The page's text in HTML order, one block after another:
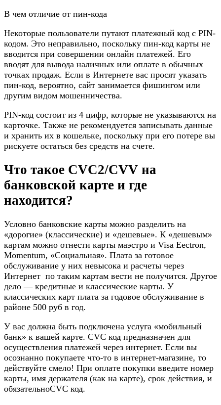
В чем отличие от пин-кода
Некоторые пользователи путают платежный код с PIN-
кодом. Это неправильно, поскольку пин-код карты не
вводится при совершении онлайн платежей. Его
вводят для вывода наличных или оплате в обычных
точках продаж. Если в Интернете вас просят указать
пин-код, вероятно, сайт занимается фишингом или
другим видом мошенничества.
PIN-код состоит из 4 цифр, которые не указываются на
карточке. Также не рекомендуется записывать данные
и хранить их в кошельке, поскольку при его потере вы
рискуете остаться без средств на счете.
Что такое CVC2/CVV на
банковской карте и где
находится?
Условно банковские карты можно разделить на
«дорогие» (классические) и «дешевые». К «дешевым»
картам можно отнести карты маэстро и Visa Eectron,
Momentum, «Социальная». Плата за готовое
обслуживание у них невысока и расчеты через
Интернет по таким картам вести не получится. Другое
дело — кредитные и классические карты. У
классических карт плата за годовое обслуживание в
районе 500 руб в год.
У вас должна быть подключена услуга «мобильный
банк» к вашей карте. CVC код предназначен для
осуществления платежей через интернет. Если вы
осознанно покупаете что-то в интернет-магазине, то
действуйте смело! При оплате покупки введите номер
карты, имя держателя (как на карте), срок действия, и
обязательноCVC код.